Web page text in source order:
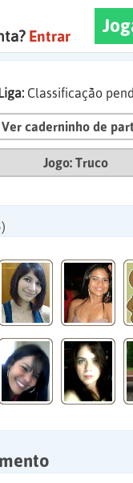
Entrar
Classificação
Ver caderninho de